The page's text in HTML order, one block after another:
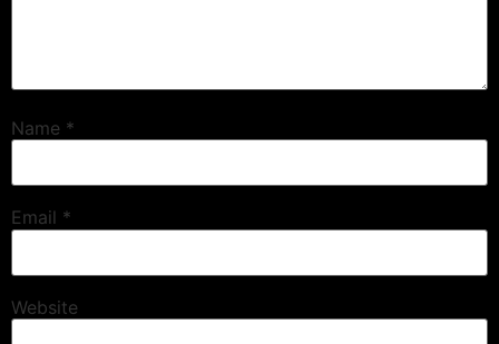
Name *
Email *
Website